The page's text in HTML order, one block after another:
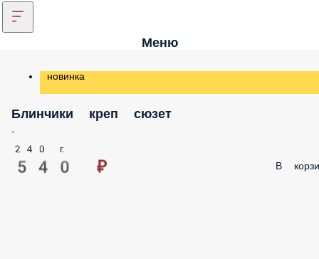
Меню
новинка
Блинчики креп сюзет
-
240 г.
540 ₽ В